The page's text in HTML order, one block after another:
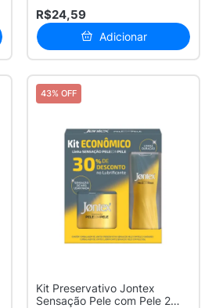
R$24,59
Adicionar
43% OFF
Kit Preservativo Jontex
Sensação Pele com Pele 2